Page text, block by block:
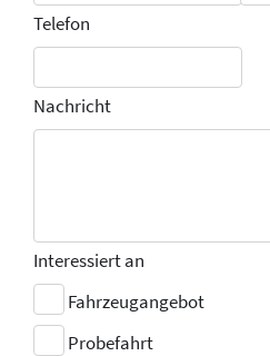
Telefon
Nachricht
Interessiert an
Fahrzeugangebot
Probefahrt